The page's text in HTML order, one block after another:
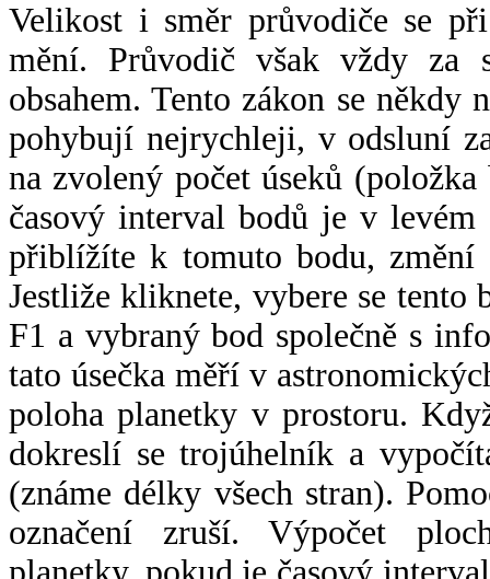
Velikost i směr průvodiče se
mění. Průvodič však vždy za
obsahem. Tento zákon se někdy
pohybují nejrychleji, v odsluní
na zvolený počet úseků
časový interval bodů je v
přiblížíte k tomuto bodu,
Jestliže kliknete, vybere se tento
F1 a vybraný bod společně s
tato úsečka měří v
poloha planetky v prostoru.
dokreslí se trojúhelník a
(známe délky všech stran).
označení zruší. Výpočet